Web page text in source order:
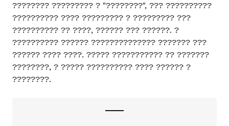
???????? ????????? ? "????????", ??? ??????????
?????????? ???? ????????? ? ????????? ???
?????????? ?? ????, ?????? ??? ??????. ?
?????????? ?????? ?????????????? ??????? ???
?????? ???? ????. ????? ??????????? ?? ???????
????????, ? ????? ?????????? ???? ?????? ?
????????.